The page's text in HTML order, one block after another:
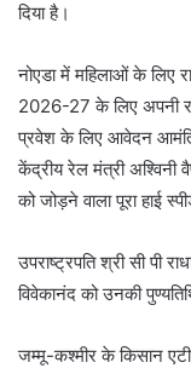
दिया है।
नोएडा में महिलाओं के लिए
2026-27 के लिए अपनी
प्रवेश के लिए आवेदन
केंद्रीय रेल मंत्री अश्विनी
को जोड़ने वाला पूरा हाई
उपराष्ट्रपति श्री सी पी
विवेकानंद को उनकी
जम्मू-कश्मीर के किसान